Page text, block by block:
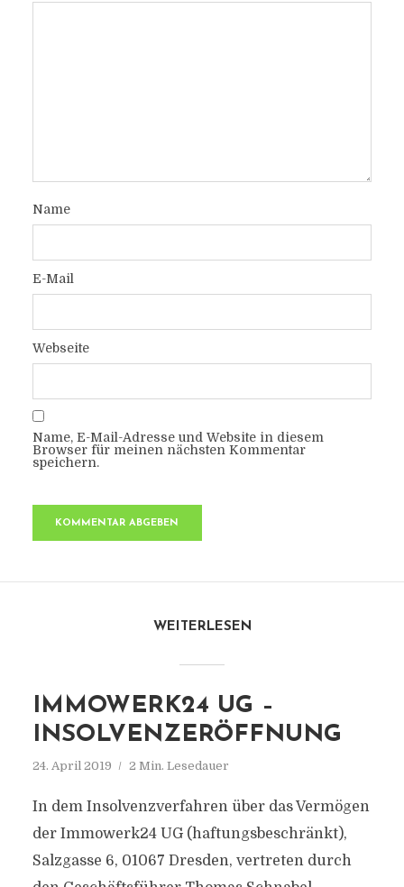
Name
E-Mail
Webseite
Name, E-Mail-Adresse und Website in diesem
Browser für meinen nächsten Kommentar
speichern.
WEITERLESEN
IMMOWERK24 UG –
INSOLVENZERÖFFNUNG
24. April 2019 2 Min. Lesedauer
In dem Insolvenzverfahren über das Vermögen
der Immowerk24 UG (haftungsbeschränkt),
Salzgasse 6, 01067 Dresden, vertreten durch